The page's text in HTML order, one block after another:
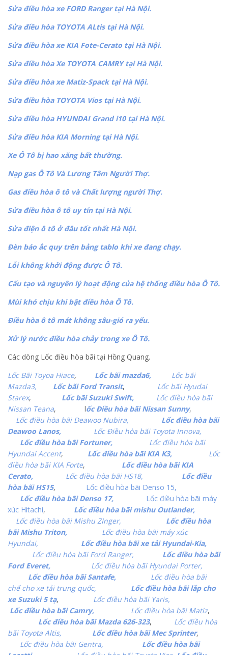
Sửa điều hòa xe FORD Ranger tại Hà Nội.
Sửa điều hòa TOYOTA ALtis tại Hà Nội.
Sửa điều hòa xe KIA Fote-Cerato tại Hà Nội.
Sửa điều hòa Xe TOYOTA CAMRY tại Hà Nội.
Sửa điều hòa xe Matiz-Spack tại Hà Nội.
Sửa điều hòa TOYOTA Vios tại Hà Nội.
Sửa điều hòa HYUNDAI Grand i10 tại Hà Nội.
Sửa điều hòa KIA Morning tại Hà Nội.
Xe Ô Tô bị hao xăng bất thường.
Nạp gas Ô Tô Và Lương Tâm Người Thợ.
Gas điều hòa ô tô và Chất lượng người Thợ.
Sửa điều hòa ô tô uy tín tại Hà Nội.
Sửa điện ô tô ở đâu tốt nhất Hà Nội.
Đèn báo ắc quy trên bảng tablo khi xe đang chạy.
Lỗi không khởi động được Ô Tô.
Cấu tạo và nguyên lý hoạt động của hệ thống điều hòa Ô Tô.
Mùi khó chịu khi bật điều hòa Ô Tô.
Điều hòa ô tô mát không sâu-gió ra yếu.
Xử lý nước điều hòa chảy trong xe Ô Tô.
Các dòng Lốc điều hòa bãi tại Hồng Quang.
Lốc Bãi Toyoa Hiace, Lốc bãi mazda6,
Lốc bãi
Mazda3,
Lốc bãi Ford Transit, Lốc bãi Hyudai
Starex, Lốc bãi Suzuki Swift,
Lốc điều hòa bãi
Nissan Teana, lốc Điều hòa bãi Nissan Sunny,
Lốc điều hòa bãi Deawoo Nubira,
Lốc điều hòa bãi
Deawoo Lanos,
Lốc Điều hòa bãi Toyota Innova,
Lốc điều hòa bãi Fortuner,
Lốc điều hòa bãi
Hyundai Accent, Lốc điều hòa bãi KIA K3,
Lốc
điều hòa bãi KIA Forte, Lốc điều hòa bãi KIA
Cerato,
Lốc điều hòa bãi HS18,
Lốc điều
hòa bãi HS15, Lốc điều hòa bãi Denso 15,
Lốc điều hòa bãi Denso 17,
Lốc điều hòa bãi máy
xúc Hitachi,
Lốc điều hòa bãi mishu Outlander,
Lốc điều hòa bãi Mishu ZInger,
Lốc điều hòa
bãi Mishu Triton,
Lốc điều hòa bãi máy xúc
Hyundai,
Lốc điều hòa bãi xe tải Hyundai-Kia,
Lốc điều hòa bãi Ford Ranger,
Lốc điều hòa bãi
Ford Everet,
Lốc điều hòa bãi Hyundai Porter,
Lốc điều hòa bãi Santafe,
Lốc điều hòa bãi
chế cho xe tải trung quốc,
Lốc điều hòa bãi lắp cho
xe Suzuki 5 tạ, Lốc điều hòa bãi Yaris,
Lốc điều hòa bãi Camry,
Lốc điều hòa bãi Matiz,
Lốc điều hòa bãi Mazda 626-323, Lốc điều hòa
bãi Toyota Altis,
Lốc điều hòa bãi Mec Sprinter,
Lốc điều hòa bãi Gentra,
Lốc điều hòa bãi